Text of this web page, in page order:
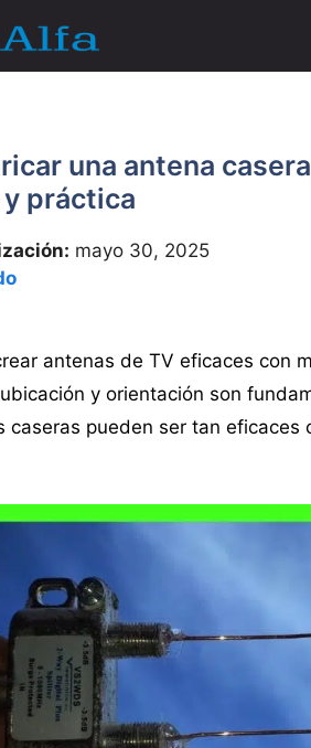
una antena
práctica
mayo 30, 2025
antenas de TV eficaces con
y orientación son
caseras pueden ser tan eficaces